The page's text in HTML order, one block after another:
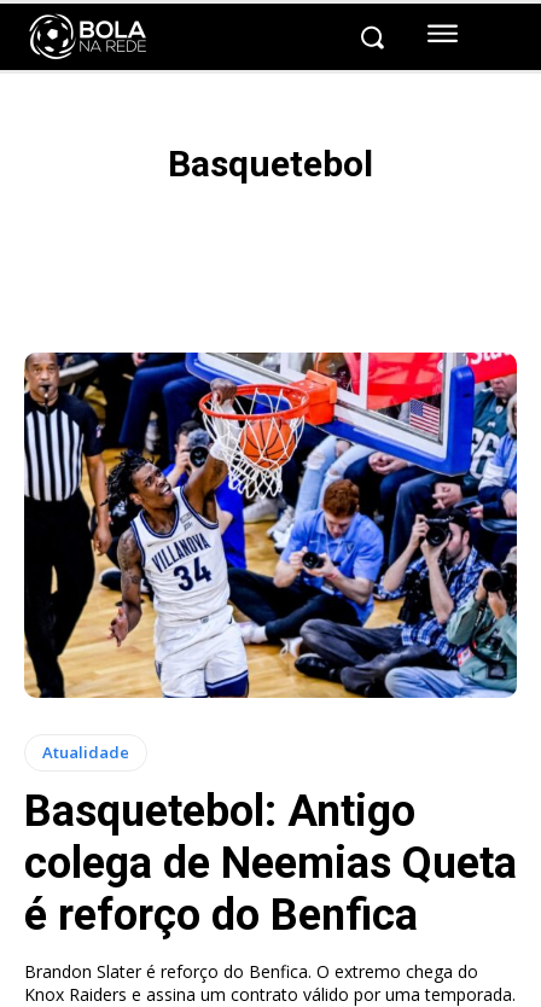
Basquetebol
Atualidade
Basquetebol: Antigo
colega de Neemias Queta
é reforço do Benfica
Brandon Slater é reforço do Benfica. O extremo chega do
Knox Raiders e assina um contrato válido por uma temporada.